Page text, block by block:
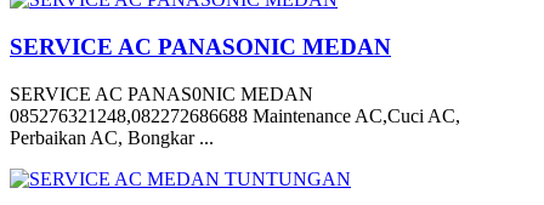
SERVICE AC PANASONIC MEDAN
SERVICE AC PANAS0NIC MEDAN
085276321248,082272686688 Maintenance AC,Cuci AC,
Perbaikan AC, Bongkar ...